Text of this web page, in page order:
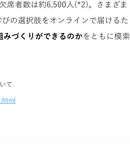
席者数は約6,500人(*2)。さまざま
の選択肢をオンラインで届けるた
みづくりができるのかをともに模索
て